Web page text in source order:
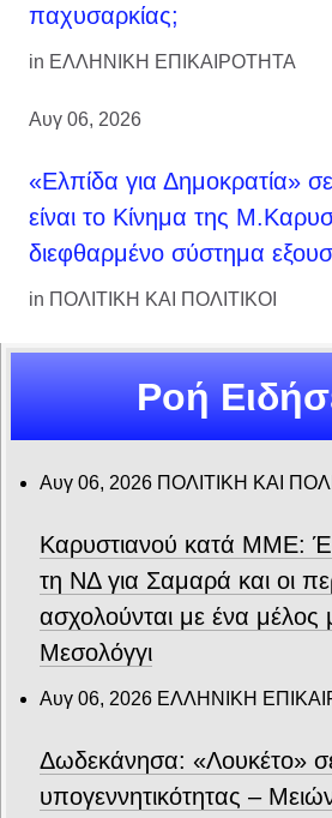
παχυσαρκίας;
in ΕΛΛΗΝΙΚΗ ΕΠΙΚΑΙΡΟΤΗΤΑ
Αυγ 06, 2026
«Ελπίδα για Δημοκρατία»
είναι το Κίνημα της
διεφθαρμένο σύστημα
in ΠΟΛΙΤΙΚΗ ΚΑΙ ΠΟΛΙΤΙΚΟΙ
Ροή
Αυγ 06, 2026 ΠΟΛΙΤΙΚΗ ΚΑΙ
Καρυστιανού κατά ΜΜΕ:
τη ΝΔ για Σαμαρά και οι
ασχολούνται με ένα
Μεσολόγγι
Αυγ 06, 2026 ΕΛΛΗΝΙΚΗ
Δωδεκάνησα: «Λουκέτο»
υπογεννητικότητας –